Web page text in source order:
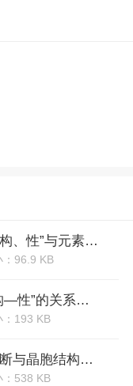
高三化学热点提升(五)“位、构、性”与元素推断
：96.9 KB
高三化学任务12元素“位—构—性”的关系及应用
：193 KB
高三化学任务14晶体类型判断与晶胞结构的分析与计算
：538 KB